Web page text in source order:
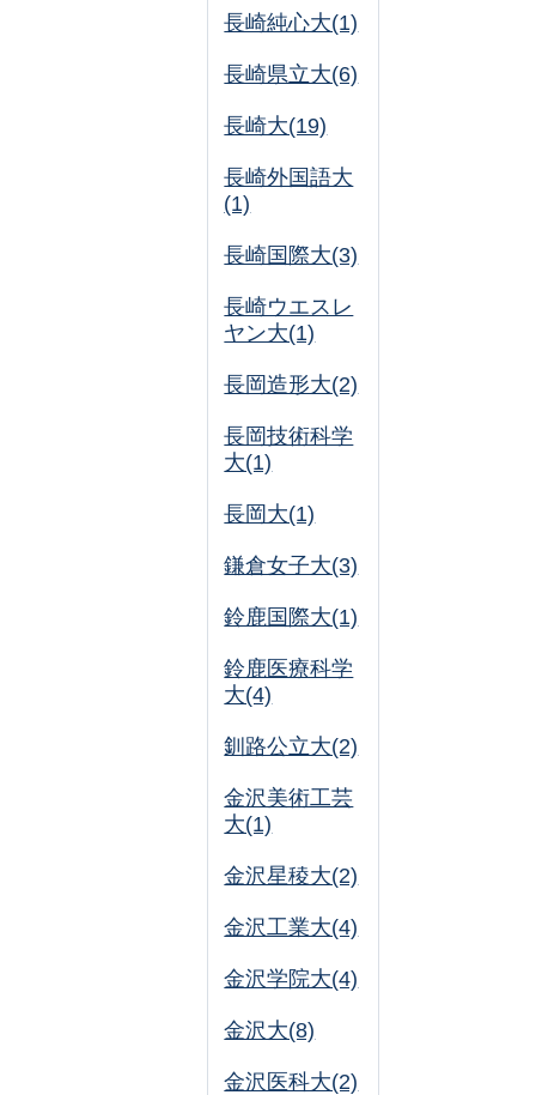
長崎純心大(1)
長崎県立大(6)
長崎大(19)
長崎外国語大
(1)
長崎国際大(3)
長崎ウエスレ
ヤン大(1)
長岡造形大(2)
長岡技術科学
大(1)
長岡大(1)
鎌倉女子大(3)
鈴鹿国際大(1)
鈴鹿医療科学
大(4)
釧路公立大(2)
金沢美術工芸
大(1)
金沢星稜大(2)
金沢工業大(4)
金沢学院大(4)
金沢大(8)
金沢医科大(2)